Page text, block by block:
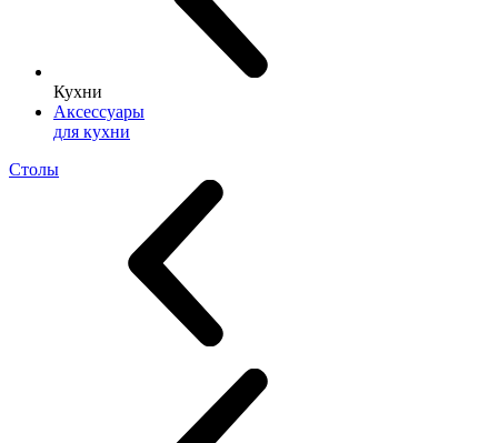
Кухни
Аксессуары
для кухни
Столы